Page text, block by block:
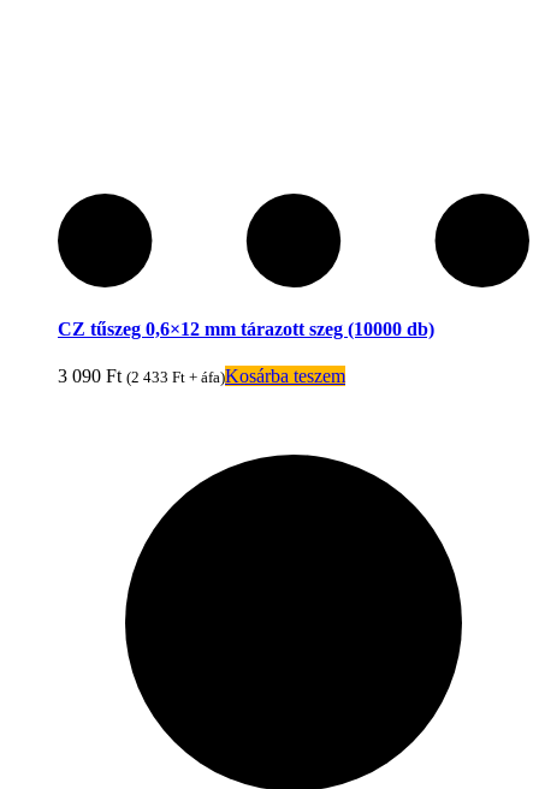
CZ tűszeg 0,6×12 mm tárazott szeg (10000 db)
3 090 Ft (2 433 Ft + áfa)Kosárba teszem